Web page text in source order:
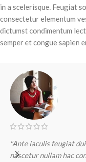
in a scelerisque. Feugiat
consectetur elementum
dictumst condimentum
semper et congue sapien
"Ante iaculis feugiat
nascetur nullam hac